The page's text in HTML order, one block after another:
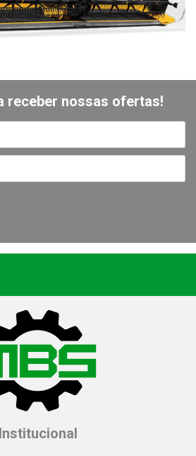
receber nossas ofertas!
Institucional